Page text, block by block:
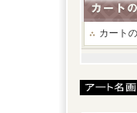
カート